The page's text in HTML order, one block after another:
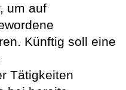
um auf
Künftig soll eine
Tätigkeiten